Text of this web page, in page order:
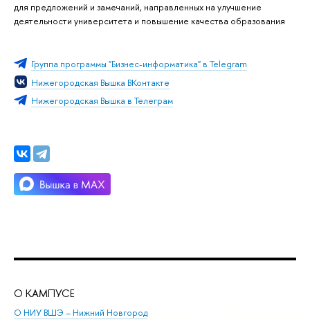
для предложений и замечаний, направленных на улучшение
деятельности университета и повышение качества образования
Группа программы "Бизнес-информатика" в Telegram
Нижегородская Вышка ВКонтакте
Нижегородская Вышка в Телеграм
О КАМПУСЕ
О НИУ ВШЭ – Нижний Новгород